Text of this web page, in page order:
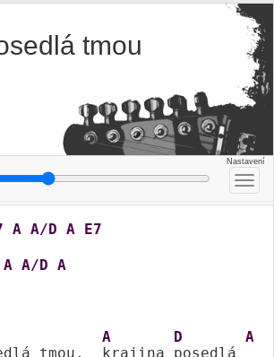
tmou
A A/D A E7
A A/D A
tmou,
A
krajina
D
posedlá
A